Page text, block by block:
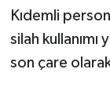
Kıdemli
silah
son çare